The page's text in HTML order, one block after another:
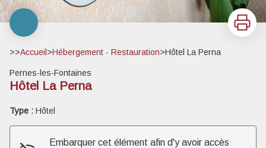
Imprimer
>>Accueil >Hébergement - Restauration>Hôtel La Perna
Pernes-les-Fontaines
Hôtel La Perna
Type : Hôtel
Embarquer cet élément afin d'y avoir accès